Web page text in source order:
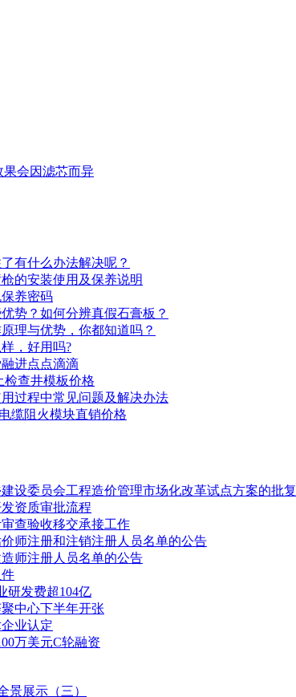
有什么办法解决呢？
的安装使用及保养说明
养密码
势？如何分辨真假石膏板？
理与优势，你都知道吗？
，好用吗?
进点点滴滴
检查井模板价格
过程中常见问题及解决办法
缆阻火模块直销价格
设委员会工程造价管理市场化改革试点方案的批复
资质审批流程
查验收移交承接工作
师注册和注销注册人员名单的公告
师注册人员名单的公告
研发费超104亿
中心下半年开张
业认定
万美元C轮融资